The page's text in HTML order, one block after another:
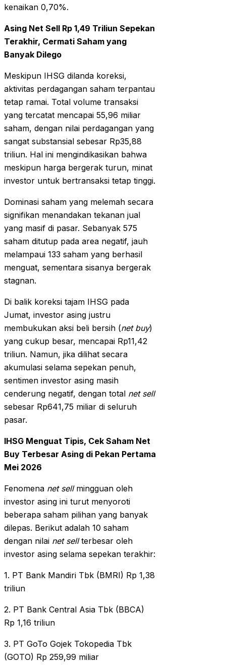
kenaikan 0,70%.
Asing Net Sell Rp 1,49 Triliun Sepekan
Terakhir, Cermati Saham yang
Banyak Dilego
Meskipun IHSG dilanda koreksi,
aktivitas perdagangan saham terpantau
tetap ramai. Total volume transaksi
yang tercatat mencapai 55,96 miliar
saham, dengan nilai perdagangan yang
sangat substansial sebesar Rp35,88
triliun. Hal ini mengindikasikan bahwa
meskipun harga bergerak turun, minat
investor untuk bertransaksi tetap tinggi.
Dominasi saham yang melemah secara
signifikan menandakan tekanan jual
yang masif di pasar. Sebanyak 575
saham ditutup pada area negatif, jauh
melampaui 133 saham yang berhasil
menguat, sementara sisanya bergerak
stagnan.
Di balik koreksi tajam IHSG pada
Jumat, investor asing justru
membukukan aksi beli bersih (net buy)
yang cukup besar, mencapai Rp11,42
triliun. Namun, jika dilihat secara
akumulasi selama sepekan penuh,
sentimen investor asing masih
cenderung negatif, dengan total net sell
sebesar Rp641,75 miliar di seluruh
pasar.
IHSG Menguat Tipis, Cek Saham Net
Buy Terbesar Asing di Pekan Pertama
Mei 2026
Fenomena net sellmingguan oleh
investor asing ini turut menyoroti
beberapa saham pilihan yang banyak
dilepas. Berikut adalah 10 saham
dengan nilai net sellterbesar oleh
investor asing selama sepekan terakhir:
1. PT Bank Mandiri Tbk (BMRI) Rp 1,38
triliun
2. PT Bank Central Asia Tbk (BBCA)
Rp 1,16 triliun
3. PT GoTo Gojek Tokopedia Tbk
(GOTO) Rp 259,99 miliar